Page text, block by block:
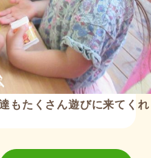
もたくさん遊びに来てく